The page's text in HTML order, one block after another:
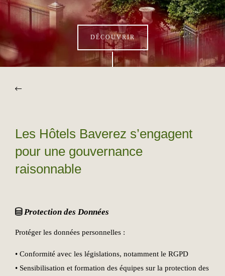
DÉCOUVRIR
Les Hôtels Baverez s’engagent
pour une gouvernance
raisonnable
Protection des Données
Protéger les données personnelles :
• Conformité avec les législations, notamment le RGPD
• Sensibilisation et formation des équipes sur la protection des